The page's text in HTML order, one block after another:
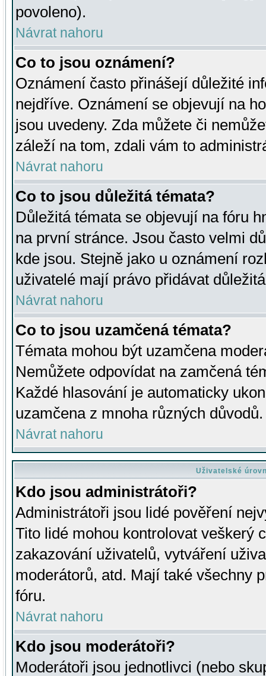
povoleno).
Návrat nahoru
Co to jsou oznámení?
Oznámení často přinášejí důležité
nejdříve. Oznámení se objevují na
jsou uvedeny. Zda můžete či
záleží na tom, zdali vám to
Návrat nahoru
Co to jsou důležitá témata?
Důležitá témata se objevují na fóru
na první stránce. Jsou často velmi
kde jsou. Stejně jako u oznámení
uživatelé mají právo přidávat
Návrat nahoru
Co to jsou uzamčená témata?
Témata mohou být uzamčena
Nemůžete odpovídat na zamčená
Každé hlasování je automaticky
uzamčena z mnoha různých důvodů.
Návrat nahoru
Uživatelské
Kdo jsou administrátoři?
Administrátoři jsou lidé pověření
Tito lidé mohou kontrolovat veškerý
zakazování uživatelů, vytváření
moderátorů, atd. Mají také všechny
fóru.
Návrat nahoru
Kdo jsou moderátoři?
Moderátoři jsou jednotlivci (nebo